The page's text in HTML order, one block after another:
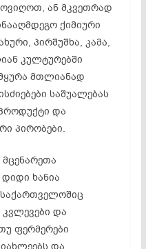
ან მკვეთრად
ქიმიური
პირშუშხა, კამა,
კულტურებში
მთლიანად
საშუალებას
და
პირობები.
ხანია
კვლევები და
ფერმერები